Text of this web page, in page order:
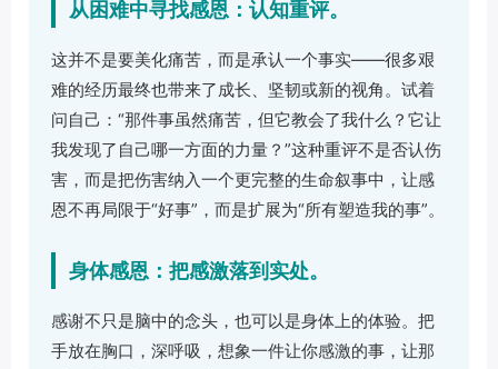
从困难中寻找感恩：认知重评。
这并不是要美化痛苦，而是承认一个事实——很多艰
难的经历最终也带来了成长、坚韧或新的视角。试着
问自己：“那件事虽然痛苦，但它教会了我什么？它让
我发现了自己哪一方面的力量？”这种重评不是否认伤
害，而是把伤害纳入一个更完整的生命叙事中，让感
恩不再局限于“好事”，而是扩展为“所有塑造我的事”。
身体感恩：把感激落到实处。
感谢不只是脑中的念头，也可以是身体上的体验。把
手放在胸口，深呼吸，想象一件让你感激的事，让那